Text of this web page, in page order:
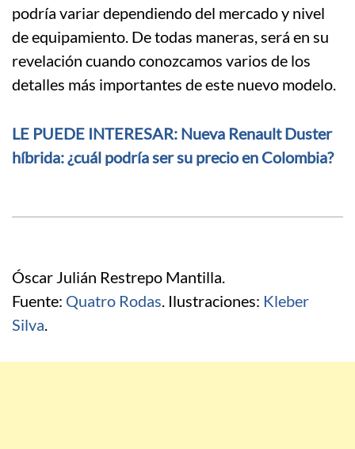
podría variar dependiendo del mercado y nivel
de equipamiento. De todas maneras, será en su
revelación cuando conozcamos varios de los
detalles más importantes de este nuevo modelo.
LE PUEDE INTERESAR: Nueva Renault Duster
híbrida: ¿cuál podría ser su precio en Colombia?
Óscar Julián Restrepo Mantilla.
Fuente: Quatro Rodas. Ilustraciones: Kleber
Silva.